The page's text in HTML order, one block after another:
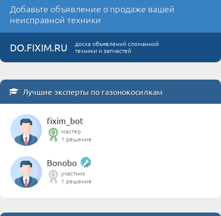
Добавьте объявление о продаже вашей
неисправной техники
DO.FIXIM.RU
доска объявлений сломанной
техники и запчастей
Лучшие эксперты по газонокосилкам
fixim_bot
мастер
1 решение
Bonobo
участник
1 решение